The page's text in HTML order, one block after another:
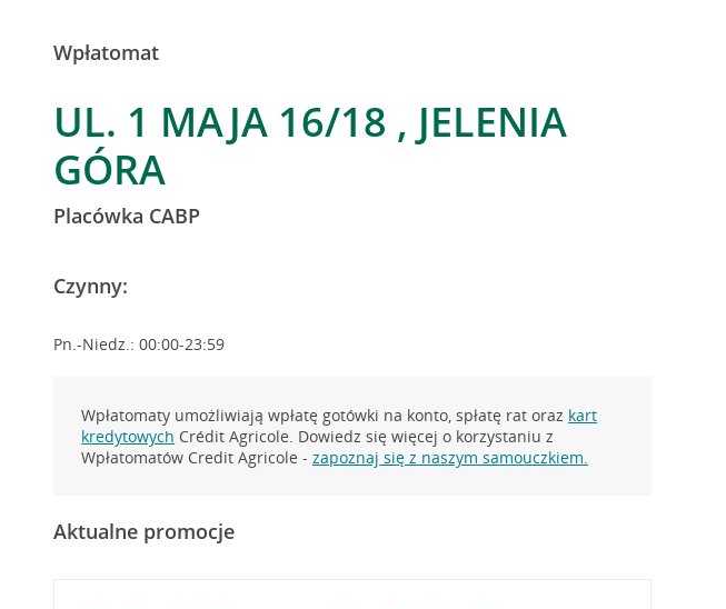
Wpłatomat
UL. 1 MAJA 16/18 , JELENIA
GÓRA
Placówka CABP
Czynny:
Pn.-Niedz.: 00:00-23:59
Wpłatomaty umożliwiają wpłatę gotówki na konto, spłatę rat oraz kart
kredytowych Crédit Agricole. Dowiedz się więcej o korzystaniu z
Wpłatomatów Credit Agricole -zapoznaj się z naszym samouczkiem.
Aktualne promocje